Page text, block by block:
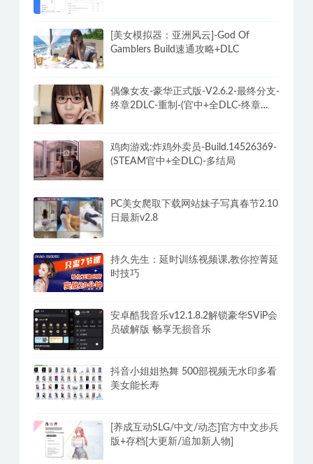
[美女模拟器：亚洲风云]-God Of
Gamblers Build速通攻略+DLC
偶像女友-豪华正式版-V2.6.2-最终分支-
终章2DLC-重制-(官中+全DLC-终章
鸡肉游戏:炸鸡外卖员-Build.14526369-
(STEAM官中+全DLC)-多结局
PC美女爬取下载网站妹子写真春节2.10
日最新v2.8
持久先生：延时训练视频课,教你控菁延
时技巧
安卓酷我音乐v12.1.8.2解锁豪华SViP会
员破解版 畅享无损音乐
抖音小姐姐热舞 500部视频无水印多看
美女能长寿
[养成互动SLG/中文/动态]官方中文步兵
版+存档[大更新/追加新人物]